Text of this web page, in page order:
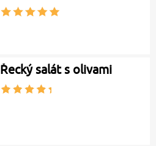
Řecký salát s olivami